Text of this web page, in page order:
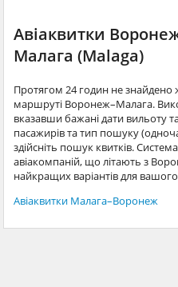
Авіаквитки
Малага (Malaga)
Протягом 24 годин не знайдено
маршруті Воронеж–Малага.
вказавши бажані дати вильоту
пасажирів та тип пошуку
здійсніть пошук квитків.
авіакомпаній, що літають з
найкращих варіантів для
Авіаквитки Малага–Воронеж